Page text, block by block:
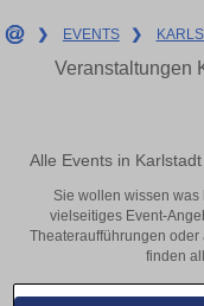
❯ EVENTS ❯
Veranstaltungen
Alle Events in
Sie wollen wissen
vielseitiges Event-
Theateraufführungen
finden